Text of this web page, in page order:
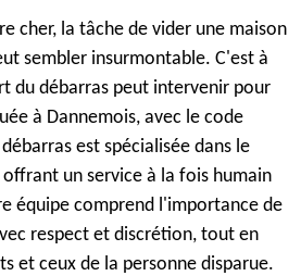
cher, la tâche de vider une maison
sembler insurmontable. C'est à
du débarras peut intervenir pour
à Dannemois, avec le code
est spécialisée dans le
offrant un service à la fois humain
équipe comprend l'importance de
respect et discrétion, tout en
et ceux de la personne disparue.